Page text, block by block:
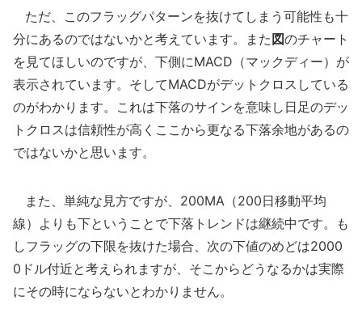
ただ、このフラッグパターンを抜けてしまう可能性も十
分にあるのではないかと考えています。また図のチャート
を見てほしいのですが、下側にMACD（マックディー）が
表示されています。そしてMACDがデットクロスしている
のがわかります。これは下落のサインを意味し日足のデッ
トクロスは信頼性が高くここから更なる下落余地があるの
ではないかと思います。
また、単純な見方ですが、200MA（200日移動平均
線）よりも下ということで下落トレンドは継続中です。も
しフラッグの下限を抜けた場合、次の下値のめどは2000
0ドル付近と考えられますが、そこからどうなるかは実際
にその時にならないとわかりません。